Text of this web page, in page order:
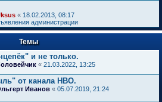
« 18.02.2013, 08:17
администрации
Темы
и не только.
« 21.03.2022, 13:25
от канала HBO.
Иванов « 05.07.2019, 21:24